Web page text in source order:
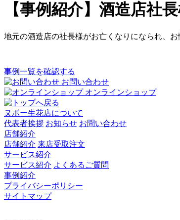
【事例紹介】酒造店社
地元の酒造店の社長様がお亡くなりになられ、
事例一覧を確認する
お問い合わせ
オンラインショップ
ヌボー生花店について
代表者挨拶 お知らせ お問い合わせ
店舗紹介
店舗紹介 来店受取注文
サービス紹介
サービス紹介 よくあるご質問
事例紹介
プライバシーポリシー
サイトマップ